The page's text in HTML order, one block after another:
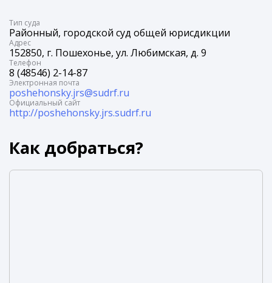
Tип суда
Районный, городской суд общей юрисдикции
Адрес
152850, г. Пошехонье, ул. Любимская, д. 9
Телефон
8 (48546) 2-14-87
Электронная почта
poshehonsky.jrs@sudrf.ru
Официальный сайт
http://poshehonsky.jrs.sudrf.ru
Как добраться?